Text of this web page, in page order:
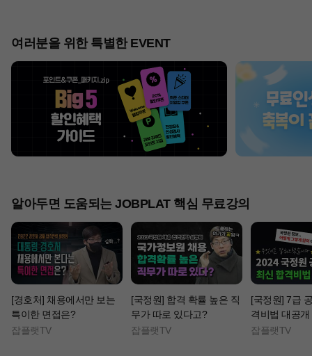
여러분을 위한 특별한 EVENT
알아두면 도움되는 JOBPLAT 핵심 무료강의
[경호처] 채용에서만 보는
특이한 면접은?
잡플랫TV
[국정원] 합격 확률 높은 직
무가 따로 있다고?
잡플랫TV
[국정원] 7급 공
격비법 대공개
잡플랫TV